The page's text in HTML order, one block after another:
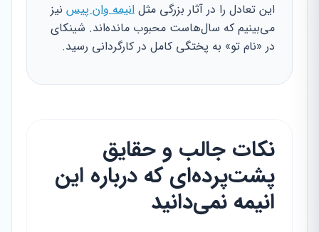
این تعادل را در آثار بزرگی مثل انیمه وان پیس نیز
می‌بینیم که سال‌هاست محبوب مانده‌اند. شینکای
در «نام تو» به پختگی کامل در کارگردانی رسید.
نکات جالب و حقایق
پشت‌پرده‌ای که درباره این
انیمه نمی‌دانید